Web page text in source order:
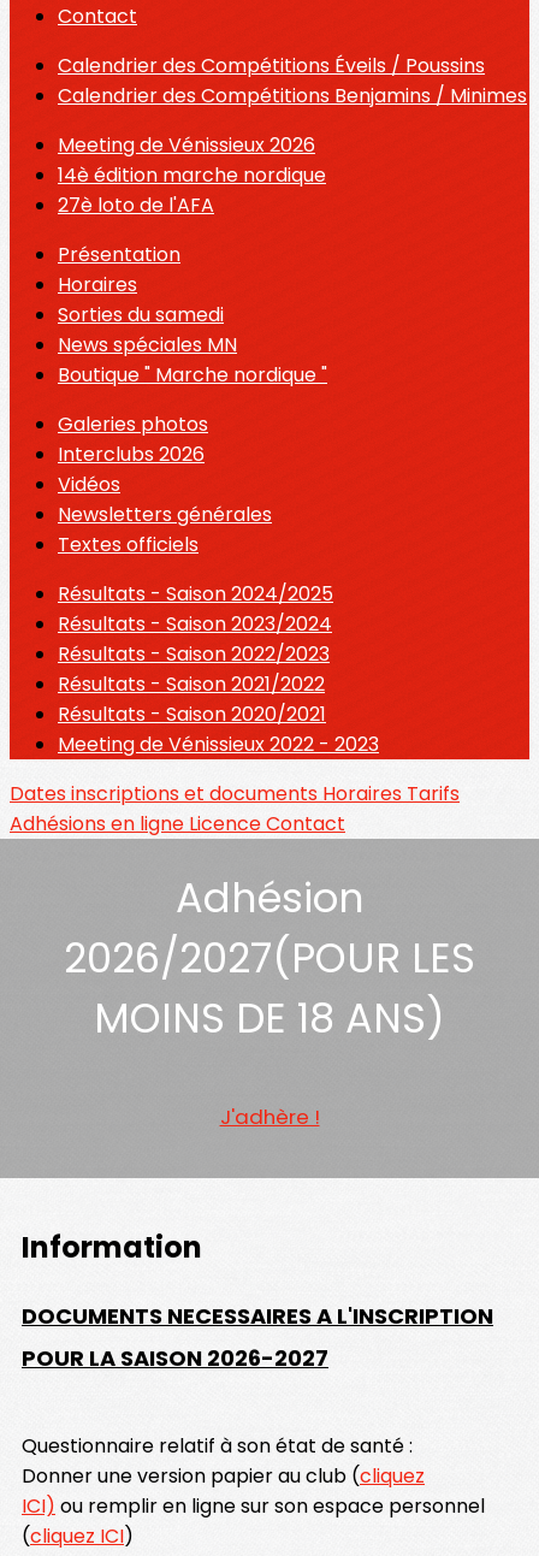
Contact
Calendrier des Compétitions Éveils / Poussins
Calendrier des Compétitions Benjamins / Minimes
Meeting de Vénissieux 2026
14è édition marche nordique
27è loto de l'AFA
Présentation
Horaires
Sorties du samedi
News spéciales MN
Boutique " Marche nordique "
Galeries photos
Interclubs 2026
Vidéos
Newsletters générales
Textes officiels
Résultats - Saison 2024/2025
Résultats - Saison 2023/2024
Résultats - Saison 2022/2023
Résultats - Saison 2021/2022
Résultats - Saison 2020/2021
Meeting de Vénissieux 2022 - 2023
Dates inscriptions et documents Horaires Tarifs
Adhésions en ligne LicenceContact
Adhésion
2026/2027(POUR LES
MOINS DE 18 ANS)
J'adhère !
Information
DOCUMENTS NECESSAIRES A L'INSCRIPTION
POUR LA SAISON 2026-2027
Questionnaire relatif à son état de santé :
Donner une version papier au club (cliquez
ICI) ou remplir en ligne sur son espace personnel
(cliquez ICI)